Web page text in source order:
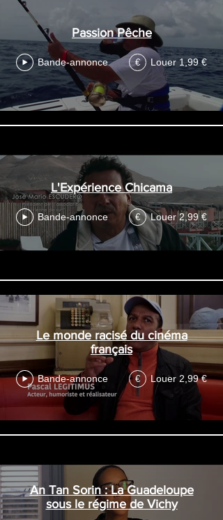
Passion Pêche
Bande-annonce € Louer 1,99 €
L'Expérience Chicama
Bande-annonce € Louer 2,99 €
Le monde racisé du cinéma
français
Bande-annonce € Louer 2,99 €
An Tan Sorin : La Guadeloupe
sous le régime de Vichy